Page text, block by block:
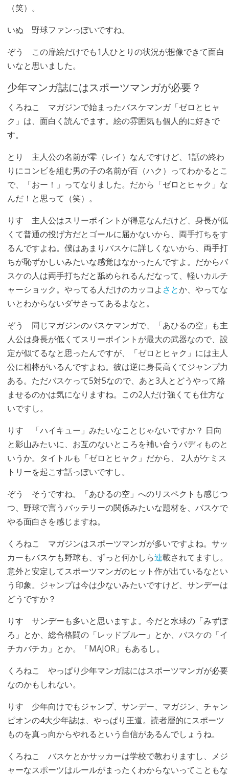
（笑）。
いぬ 野球ファンっぽいですね。
ぞう
この扉絵だけでも1人ひとりの状況が想像できて面白
いなと思いました。
少年マンガ誌にはスポーツマンガが必要？
くろねこ
マガジンで始まったバスケマンガ「ゼロとヒャ
ク」は、面白く読んでます。絵の雰囲気も個人的に好きで
す。
とり
主人公の名前が零（レイ）なんですけど、1話の終わ
りにコンビを組む男の子の名前が百（ハク）ってわかるとこ
で、「おー！」ってなりました。だから「ゼロとヒャク」な
んだ！と思って（笑）。
りす 主人公はスリーポイントが得意なんだけど、身長が低
くて普通の投げ方だとゴールに届かないから、両手打ちをす
るんですよね。僕はあまりバスケに詳しくないから、両手打
ちが恥ずかしいみたいな感覚はなかったんですよ。だからバ
スケの人は両手打ちだと舐められるんだなって、軽いカルチ
ャーショック。やってる人だけのカッコよ さとか、やってな
いとわからないダサさってあるよなと。
ぞう
同じマガジンのバスケマンガで、「あひるの空」も主
人公は身長が低くてスリーポイントが最大の武器なので、設
定が似てるなと思ったんですが、「ゼロとヒャク」には主人
公に相棒がいるんですよね。彼は逆に身長高くてジャンプ力
ある。ただバスケって5対5なので、あと3人とどうやって絡
ませるのかは気になりますね。この2人だけ強くても仕方な
いですし。
りす 「ハイキュー」みたいなことじゃないですか？ 日向
と影山みたいに、お互のないところを補い合うバディものと
いうか。タイトルも「ゼロとヒャク」だから、 2人がケミス
トリーを起こす話っぽいですし。
ぞう
そうですね。「あひるの空」へのリスペクトも感じつ
つ、野球で言うバッテリーの関係みたいな題材を、バスケで
やる面白さを感じますね。
くろねこ
マガジンはスポーツマンガが多いですよね。サッ
カーもバスケも野球も、ずっと何かしら連載されてますし。
意外と安定してスポーツマンガのヒット作が出ているなとい
う印象。ジャンプは今は少ないみたいですけど、サンデーは
どうですか？
りす サンデーも多いと思いますよ。今だと水球の「みずぽ
ろ」とか、総合格闘の「レッドブルー」とか、バスケの「イ
チカバチカ」とか。「MAJOR」もあるし。
くろねこ
やっぱり少年マンガ誌にはスポーツマンガが必要
なのかもしれない。
りす 少年向けでもジャンプ、サンデー、マガジン、チャン
ピオンの4大少年誌は、やっぱり王道。読者層的にスポーツ
ものを真っ向からやれるという自信があるんでしょうね。
くろねこ
バスケとかサッカーは学校で教わりますし、メジ
ャーなスポーツはルールがまったくわからないってこともな